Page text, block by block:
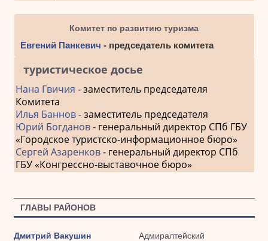
Комитет по развитию туризма
Евгений Панкевич - председатель комитета
туристическое досье
Нана Гвичия - заместитель председателя
Комитета
Илья Баннов- заместитель председателя
Юрий Богданов- генеральный директор СПб ГБУ
«Городское туристско-информационное бюро»
Сергей Азаренков- генеральный директор СПб
ГБУ «Конгрессно-выставочное бюро»
ГЛАВЫ РАЙОНОВ
Дмитрий Вакушин Адмиралтейский